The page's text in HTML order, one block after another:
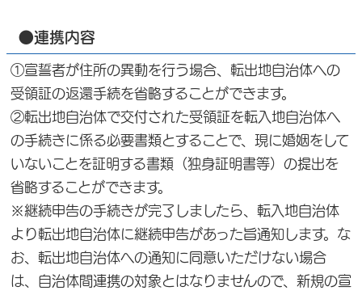
●連携内容
①宣誓者が住所の異動を行う場合、転出地自治体への
受領証の返還手続を省略することができます。
②転出地自治体で交付された受領証を転入地自治体へ
の手続きに係る必要書類とすることで、現に婚姻をして
いないことを証明する書類（独身証明書等）の提出を
省略することができます。
※継続申告の手続きが完了しましたら、転入地自治体
より転出地自治体に継続申告があった旨通知します。な
お、転出地自治体への通知に同意いただけない場合
は、自治体間連携の対象とはなりませんので、新規の宣